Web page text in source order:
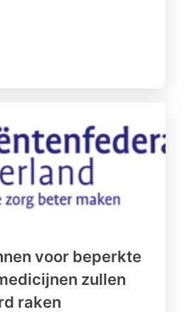
voor beperkte
zullen
raken